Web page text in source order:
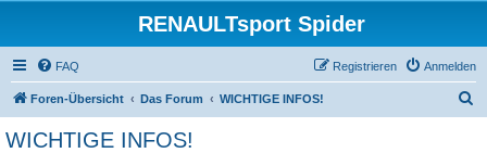
RENAULTsport Spider
FAQ Anmelden
Registrieren
Foren-Übersicht Das Forum WICHTIGE INFOS!
WICHTIGE INFOS!